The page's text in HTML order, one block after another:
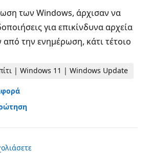
των Windows, άρχισαν να
για επικίνδυνα αρχεία
από την ενημέρωση, κάτι τέτοιο
| Windows 11 | Windows Update